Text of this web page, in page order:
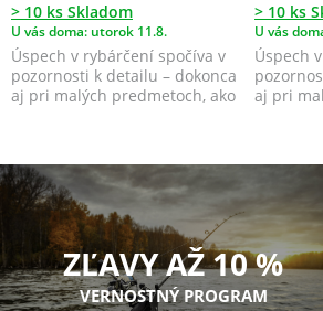
> 10 ks Skladom
U vás doma: utorok 11.8.
Úspech v rybárčení spočíva v
pozornosti k detailu – dokonca
aj pri malých predmetoch, ako
> 10 ks
U vás
Úspech
aj pri
ZĽAVY AŽ 10 %
VERNOSTNÝ PROGRAM